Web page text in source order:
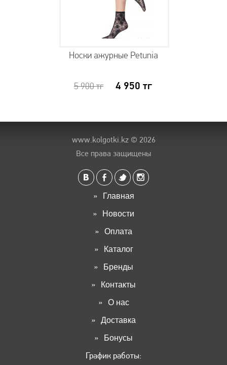
Носки ажурные Petunia
5 900тг 4 950 тг
www.kolgotki.kz© 2026
Все права защищены
Главная
Новости
Оплата
Каталог
Бренды
Контакты
О нас
Доставка
Бонусы
График работы: